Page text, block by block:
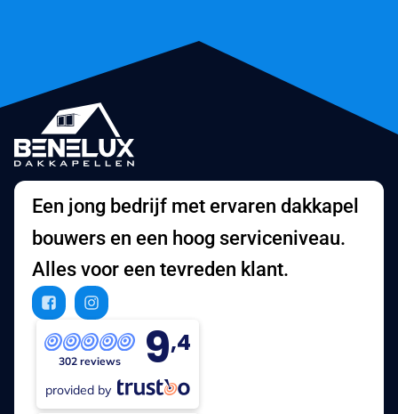
Een jong bedrijf met ervaren dakkapel
bouwers en een hoog serviceniveau.
Alles voor een tevreden klant.
302 reviews 9,4
provided by